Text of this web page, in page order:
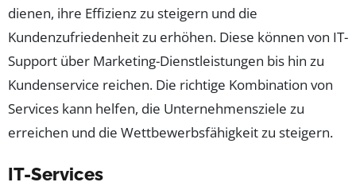
dienen, ihre Effizienz zu steigern und die
Kundenzufriedenheit zu erhöhen. Diese können von IT-
Support über Marketing-Dienstleistungen bis hin zu
Kundenservice reichen. Die richtige Kombination von
Services kann helfen, die Unternehmensziele zu
erreichen und die Wettbewerbsfähigkeit zu steigern.
IT-Services